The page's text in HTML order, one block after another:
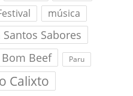
música
Sabores
Beef Paru
Calixto